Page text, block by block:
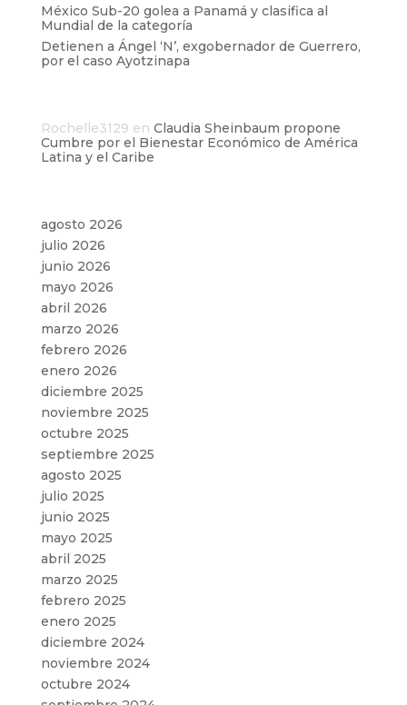
México Sub-20 golea a Panamá y clasifica al
Mundial de la categoría
Detienen a Ángel ‘N’, exgobernador de Guerrero,
por el caso Ayotzinapa
Rochelle3129 en Claudia Sheinbaum propone
Cumbre por el Bienestar Económico de América
Latina y el Caribe
agosto 2026
julio 2026
junio 2026
mayo 2026
abril 2026
marzo 2026
febrero 2026
enero 2026
diciembre 2025
noviembre 2025
octubre 2025
septiembre 2025
agosto 2025
julio 2025
junio 2025
mayo 2025
abril 2025
marzo 2025
febrero 2025
enero 2025
diciembre 2024
noviembre 2024
octubre 2024